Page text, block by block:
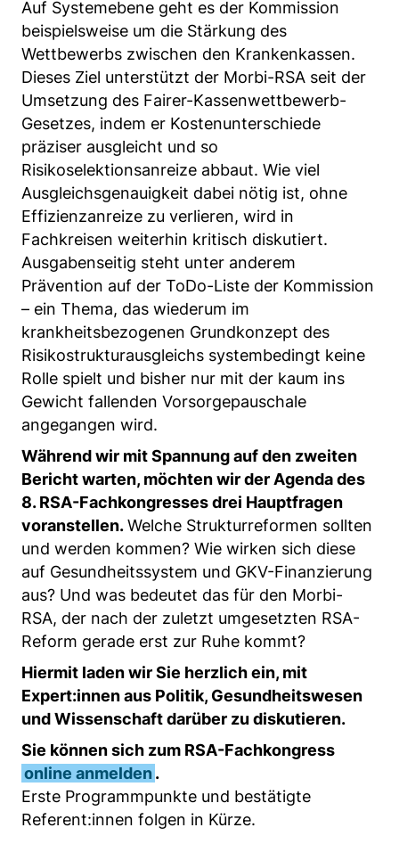
Auf Systemebene geht es der Kommission
beispielsweise um die Stärkung des
Wettbewerbs zwischen den Krankenkassen.
Dieses Ziel unterstützt der Morbi-RSA seit der
Umsetzung des Fairer-Kassenwettbewerb-
Gesetzes, indem er Kostenunterschiede
präziser ausgleicht und so
Risikoselektionsanreize abbaut. Wie viel
Ausgleichsgenauigkeit dabei nötig ist, ohne
Effizienzanreize zu verlieren, wird in
Fachkreisen weiterhin kritisch diskutiert.
Ausgabenseitig steht unter anderem
Prävention auf der ToDo-Liste der Kommission
– ein Thema, das wiederum im
krankheitsbezogenen Grundkonzept des
Risikostrukturausgleichs systembedingt keine
Rolle spielt und bisher nur mit der kaum ins
Gewicht fallenden Vorsorgepauschale
angegangen wird.
Während wir mit Spannung auf den zweiten
Bericht warten, möchten wir der Agenda des
8. RSA-Fachkongresses drei Hauptfragen
voranstellen.Welche Strukturreformen sollten
und werden kommen? Wie wirken sich diese
auf Gesundheitssystem und GKV-Finanzierung
aus? Und was bedeutet das für den Morbi-
RSA, der nach der zuletzt umgesetzten RSA-
Reform gerade erst zur Ruhe kommt?
Hiermit laden wir Sie herzlich ein, mit
Expert:innen aus Politik, Gesundheitswesen
und Wissenschaft darüber zu diskutieren.
Sie können sich zum RSA-Fachkongress
online anmelden .
Erste Programmpunkte und bestätigte
Referent:innen folgen in Kürze.